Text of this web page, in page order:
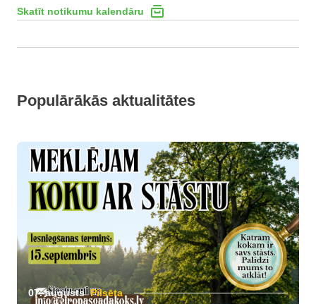
Skatīt notikumu kalendāru
Populārākās aktualitātes
07. augusts Pilsēta